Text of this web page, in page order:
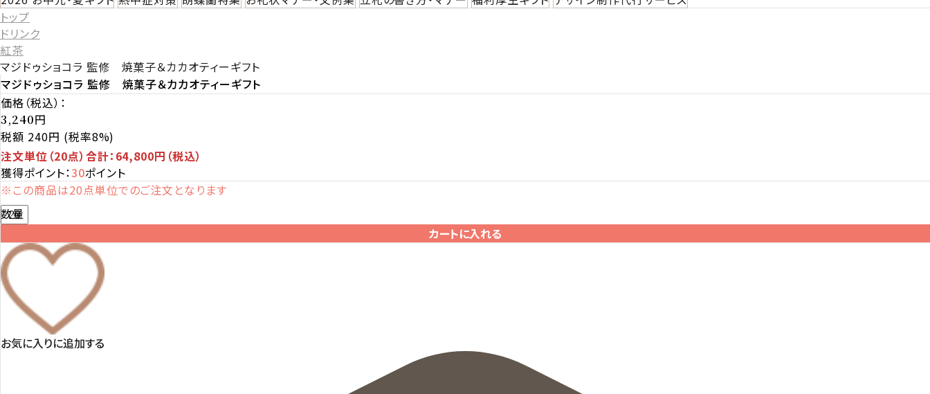
トップ
ドリンク
紅茶
マジドゥショコラ 監修 焼菓子＆カカオティーギフト
マジドゥショコラ 監修 焼菓子＆カカオティーギフト
価格（税込）：
3,240円
税額 240円 (税率8%)
注文単位（20点）合計：64,800円（税込）
獲得ポイント：30ポイント
※この商品は20点単位でのご注文となります
数量
カートに入れる
お気に入りに追加する